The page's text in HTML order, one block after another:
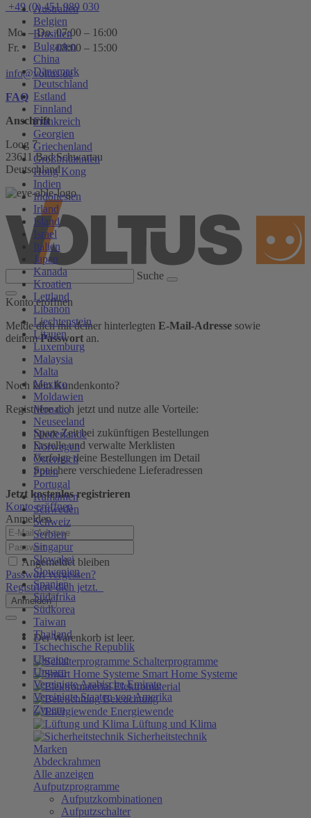
Australien
Belgien
Brasilien
Bulgarien
China
Dänemark
Deutschland
Estland
Finnland
Frankreich
Georgien
Griechenland
Großbritannien
Hong Kong
Indien
Indonesien
Irland
Island
Israel
Italien
Japan
Kanada
Kroatien
Lettland
Libanon
Liechtenstein
Litauen
Luxemburg
Malaysia
Malta
Mexiko
Moldawien
Monaco
Neuseeland
Niederlande
Norwegen
Österreich
Polen
Portugal
Rumänien
Schweden
Schweiz
Serbien
Singapur
Slowakei
Slowenien
Spanien
Südafrika
Südkorea
Taiwan
Thailand
Tschechische Republik
Ukraine
Ungarn
Vereinigte Arabische Emirate
Vereinigte Staaten von Amerika
Zypern
+49 (0) 451 989 030
Mo. – Do. 07:00 – 16:00
Fr.
08:00 – 15:00
info@voltus.de
FAQ
Anschrift
Loog 7
23611 Bad Schwartau
Deutschland
Suche
Konto eröffnen
Melde dich mit deiner hinterlegten E-Mail-Adresse sowie
deinemPasswort an.
Noch kein Kundenkonto?
Registriere dich jetzt und nutze alle Vorteile:
Spare Zeit bei zukünftigen Bestellungen
Erstelle und verwalte Merklisten
Verfolge deine Bestellungen im Detail
Speichere verschiedene Lieferadressen
Jetzt kostenlos registrieren
Konto eröffnen
Anmelden
Angemeldet bleiben
Passwort vergessen?
Registriere dich jetzt.
Anmelden
Der Warenkorb ist leer.
Schalterprogramme
Smart Home Systeme
Elektromaterial
Beleuchtung
Energiewende
Lüftung und Klima
Sicherheitstechnik
Marken
Abdeckrahmen
Alle anzeigen
Aufputzprogramme
Aufputzkombinationen
Aufputzschalter